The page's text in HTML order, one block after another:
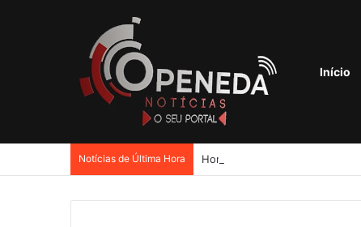
Início
Notícias de Última Hora